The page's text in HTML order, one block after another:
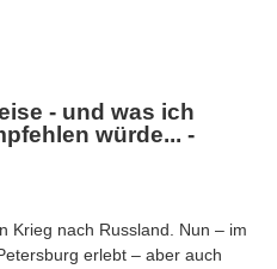
- und was ich
würde... -
Krieg nach Russland. Nun – im
erlebt – aber auch